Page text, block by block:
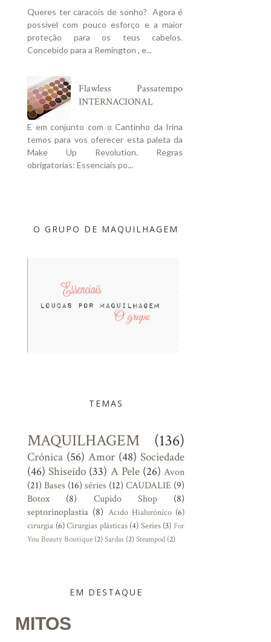
Queres ter caracois de sonho? Agora é
possivel com pouco esforço e a maior
proteção para os teus cabelos.
Concebido para a Remington , e...
Flawless Passatempo
INTERNACIONAL
E em conjunto com o Cantinho da Irina
temos para vos oferecer esta paleta da
Make Up Revolution. Regras
obrigatorias: Essenciais po...
O GRUPO DE MAQUILHAGEM
TEMAS
MAQUILHAGEM (136)
Crónica (56) Amor (48) Sociedade
(46) Shiseido (33) A Pele (26) Avon
(21) Bases (16) séries (12) CAUDALIE (9)
Botox
(8) Cupido Shop
(8)
septorinoplastia (8) Acido Hialurónico (6)
cirurgia (6)Cirurgias plásticas (4) Series (3) For
You Beauty Boutique (2)Sardas (2)Steampod (2)
EM DESTAQUE
MITOS